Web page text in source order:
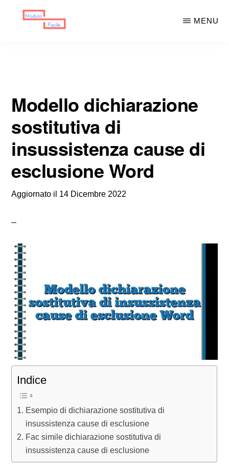
MENU
Modello dichiarazione
sostitutiva di
insussistenza cause di
esclusione Word
Aggiornato il 14 Dicembre 2022
Indice
Esempio di dichiarazione sostitutiva di
insussistenza cause di esclusione
Fac simile dichiarazione sostitutiva di
insussistenza cause di esclusione